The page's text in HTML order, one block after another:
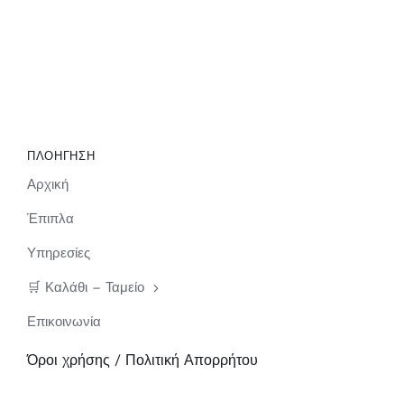
ΠΛΟΗΓΗΣΗ
Αρχική
Έπιπλα
Υπηρεσίες
🛒 Καλάθι – Ταμείο
Επικοινωνία
Όροι χρήσης / Πολιτική Απορρήτου